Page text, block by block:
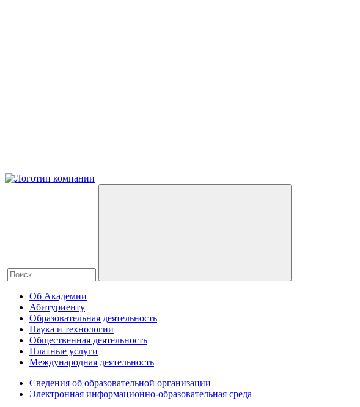
Об Академии
Абитуриенту
Образовательная деятельность
Наука и технологии
Общественная деятельность
Платные услуги
Международная деятельность
Сведения об образовательной организации
Электронная информационно-образовательная среда